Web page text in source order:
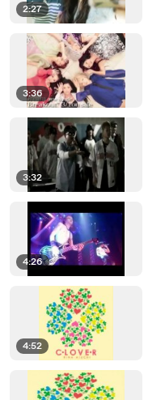
2:27
3:36
3:32
4:26
4:52